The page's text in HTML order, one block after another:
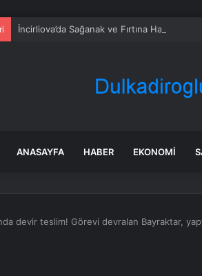
İncirliova’da Sağanak ve Fırtına Hayatı
ANASAYFA HABER EKONOMI
devir teslim! Görevi devralan Bayraktar,